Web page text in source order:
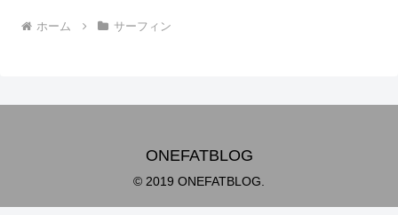
ホーム サーフィン
ONEFATBLOG
© 2019 ONEFATBLOG.